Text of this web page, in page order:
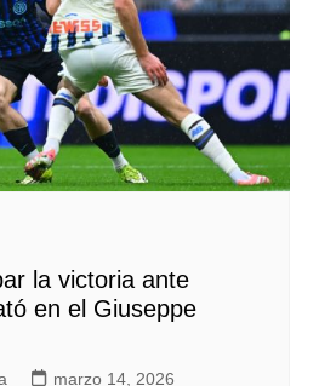
la victoria ante
en el Giuseppe
marzo 14, 2026